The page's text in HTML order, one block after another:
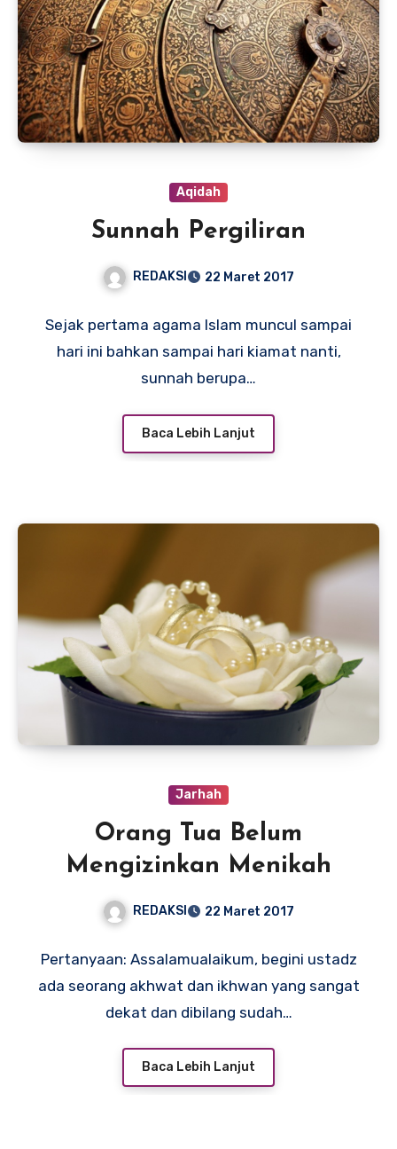
Aqidah
Sunnah Pergiliran
REDAKSI 22 Maret 2017
Sejak pertama agama Islam muncul sampai
hari ini bahkan sampai hari kiamat nanti,
sunnah berupa…
Baca Lebih Lanjut
Jarhah
Orang Tua Belum
Mengizinkan Menikah
REDAKSI 22 Maret 2017
Pertanyaan: Assalamualaikum, begini ustadz
ada seorang akhwat dan ikhwan yang sangat
dekat dan dibilang sudah…
Baca Lebih Lanjut